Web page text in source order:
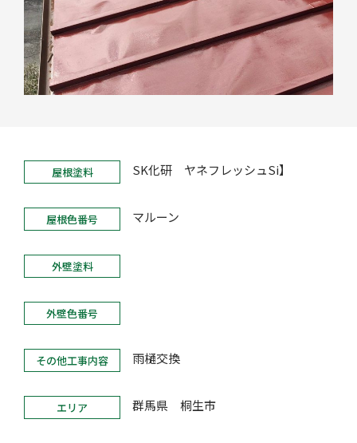
屋根塗料 SK化研 ヤネフレッシュSi】
屋根色番号 マルーン
外壁塗料
外壁色番号
その他工事内容 雨樋交換
エリア 群馬県 桐生市